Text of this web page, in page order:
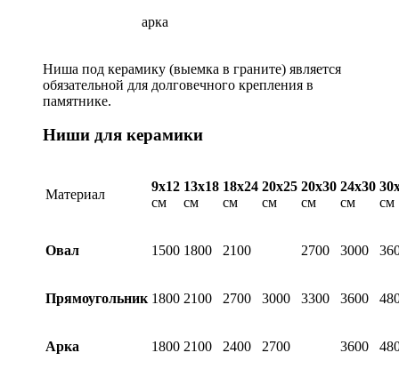
арка
Ниша под керамику (выемка в граните) является
обязательной для долговечного крепления в
памятнике.
Ниши для керамики
Материал
9х12
см
13х18
см
18х24
см
20х25
см
20х30
см
24х30
см
см
Овал 1500 1800 2100 2700 3000
Прямоугольник 1800 2100 2700 3000 3300 3600
Арка 1800 2100 2400 2700 3600